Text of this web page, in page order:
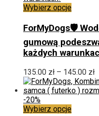
Wybierz opcjeTen
ma
wiele
Opcje
wybrać
na
stronie
ForMyDogs🛡️
gumową
każdych
135.00 zł – 145.00 zł
-20%
Wybierz opcjeTen